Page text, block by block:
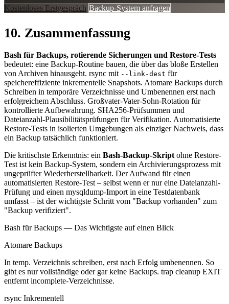
Kostenloses Erstgespräch Backup-System anfragen
10. Zusammenfassung
Bash für Backups, rotierende Sicherungen und Restore-Tests
bedeutet: eine Backup-Routine bauen, die über das bloße Erstellen
von Archiven hinausgeht. rsync mit --link-dest für
speichereffiziente inkrementelle Snapshots. Atomare Backups durch
Schreiben in temporäre Verzeichnisse und Umbenennen erst nach
erfolgreichem Abschluss. Großvater-Vater-Sohn-Rotation für
kontrollierte Aufbewahrung. SHA256-Prüfsummen und
Dateianzahl-Plausibilitätsprüfungen für Verifikation. Automatisierte
Restore-Tests in isolierten Umgebungen als einziger Nachweis, dass
ein Backup tatsächlich funktioniert.
Die kritischste Erkenntnis: ein Bash-Backup-Skript ohne Restore-
Test ist kein Backup-System, sondern ein Archivierungsprozess mit
ungeprüfter Wiederherstellbarkeit. Der Aufwand für einen
automatisierten Restore-Test – selbst wenn er nur eine Dateianzahl-
Prüfung und einen mysqldump-Import in eine Testdatenbank
umfasst – ist der wichtigste Schritt vom "Backup vorhanden" zum
"Backup verifiziert".
Bash für Backups — Das Wichtigste auf einen Blick
Atomare Backups
In temp. Verzeichnis schreiben, erst nach Erfolg umbenennen. So
gibt es nur vollständige oder gar keine Backups. trap cleanup EXIT
entfernt incomplete-Verzeichnisse.
rsync Inkrementell